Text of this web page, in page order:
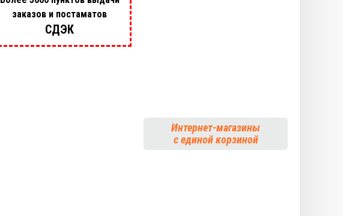
заказов и постаматов
СДЭК
Интернет-магазины
с единой корзиной